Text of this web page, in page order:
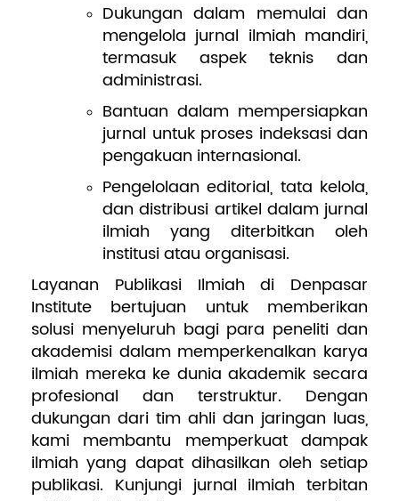
Dukungan dalam memulai dan
mengelola jurnal ilmiah mandiri,
termasuk aspek teknis dan
administrasi.
Bantuan dalam mempersiapkan
jurnal untuk proses indeksasi dan
pengakuan internasional.
Pengelolaan editorial, tata kelola,
dan distribusi artikel dalam jurnal
ilmiah yang diterbitkan oleh
institusi atau organisasi.
Layanan Publikasi Ilmiah di Denpasar
Institute bertujuan untuk memberikan
solusi menyeluruh bagi para peneliti dan
akademisi dalam memperkenalkan karya
ilmiah mereka ke dunia akademik secara
profesional dan terstruktur. Dengan
dukungan dari tim ahli dan jaringan luas,
kami membantu memperkuat dampak
ilmiah yang dapat dihasilkan oleh setiap
publikasi. Kunjungi jurnal ilmiah terbitan